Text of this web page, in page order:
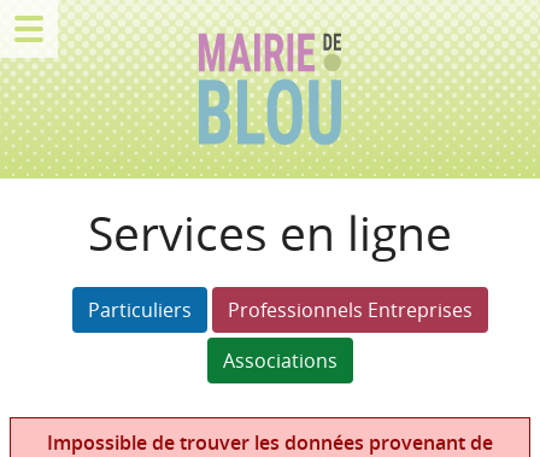
Services en ligne
Particuliers
Professionnels Entreprises
Associations
Impossible de trouver les données provenant de